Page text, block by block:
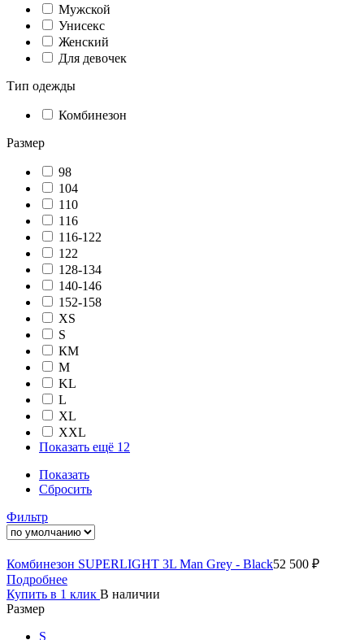
Мужской
Унисекс
Женский
Для девочек
Тип одежды
Комбинезон
Размер
98
104
110
116
116-122
122
128-134
140-146
152-158
XS
S
КМ
M
KL
L
XL
XXL
Показать ещё 12
Показать
Сбросить
Фильтр
Комбинезон SUPERLIGHT 3L Man Grey - Black52 500 ₽
Подробнее
Купить в 1 клик В наличии
Размер
S